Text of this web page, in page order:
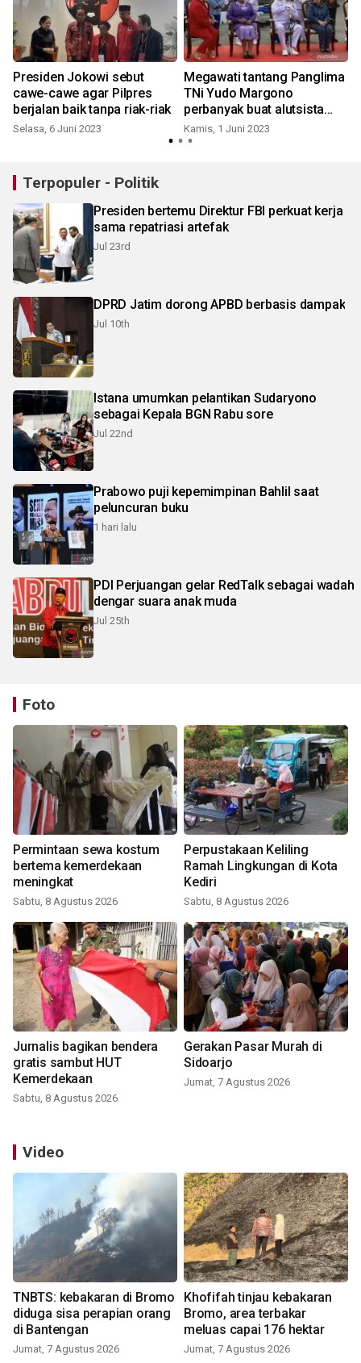
Presiden Jokowi sebut
cawe-cawe agar Pilpres
berjalan baik tanpa riak-riak
Selasa, 6 Juni 2023
Megawati tantang Panglima
TNi Yudo Margono
perbanyak buat alutsista
dalam negeri
Kamis, 1 Juni 2023
Terpopuler - Politik
Presiden bertemu Direktur FBI perkuat kerja
sama repatriasi artefak
Jul 23rd
DPRD Jatim dorong APBD berbasis dampak
Jul 10th
Istana umumkan pelantikan Sudaryono
sebagai Kepala BGN Rabu sore
Jul 22nd
Prabowo puji kepemimpinan Bahlil saat
peluncuran buku
1 hari lalu
PDI Perjuangan gelar RedTalk sebagai wadah
dengar suara anak muda
Jul 25th
Foto
Permintaan sewa kostum
bertema kemerdekaan
meningkat
Sabtu, 8 Agustus 2026
Perpustakaan Keliling
Ramah Lingkungan di Kota
Kediri
Sabtu, 8 Agustus 2026
Jurnalis bagikan bendera
gratis sambut HUT
Kemerdekaan
Sabtu, 8 Agustus 2026
Gerakan Pasar Murah di
Sidoarjo
Jumat, 7 Agustus 2026
Video
TNBTS: kebakaran di Bromo
diduga sisa perapian orang
di Bantengan
Jumat, 7 Agustus 2026
Khofifah tinjau kebakaran
Bromo, area terbakar
meluas capai 176 hektar
Jumat, 7 Agustus 2026